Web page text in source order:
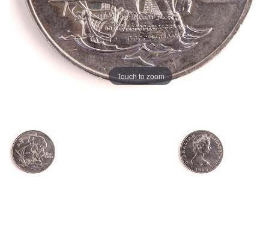
Touch to zoom